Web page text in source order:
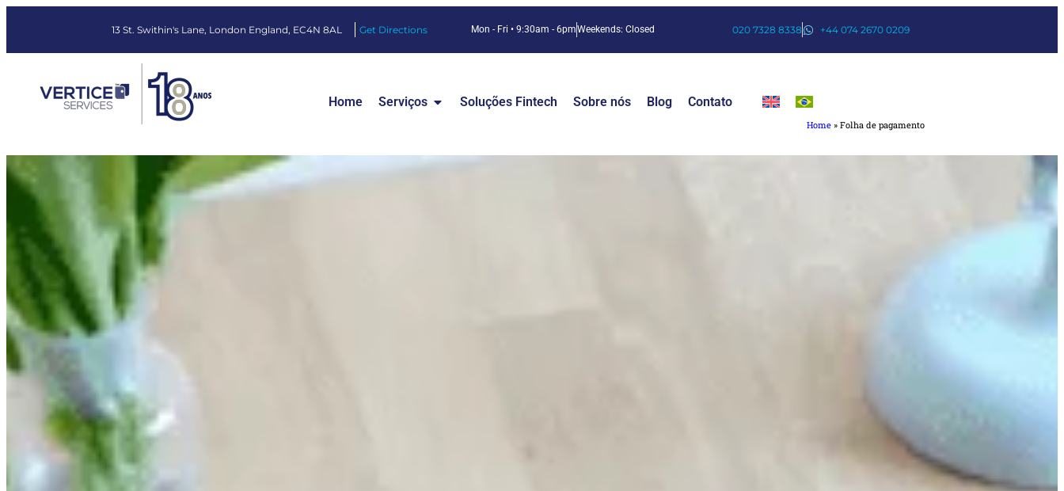
13 St. Swithin's Lane, London England, EC4N 8AL Get Directions Mon - Fri • 9:30am - 6pmWeekends: Closed 020 7328 8338 +44 074 2670 0209
Home Serviços Soluções Fintech Sobre nós Blog Contato
Home »Folha de pagamento